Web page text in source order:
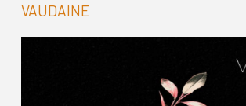
VAUDAINE